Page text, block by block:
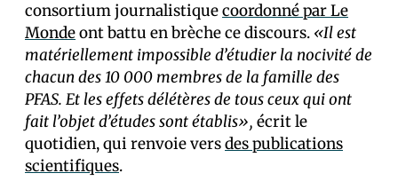
consortium journalistiquecoordonné par Le
Mondeont battu en brèche ce discours. «Il est
matériellement impossible d’étudier la nocivité de
chacun des 10 000 membres de la famille des
PFAS. Et les effets délétères de tous ceux qui ont
fait l’objet d’études sont établis», écrit le
quotidien, qui renvoie versdes publications
scientifiques.